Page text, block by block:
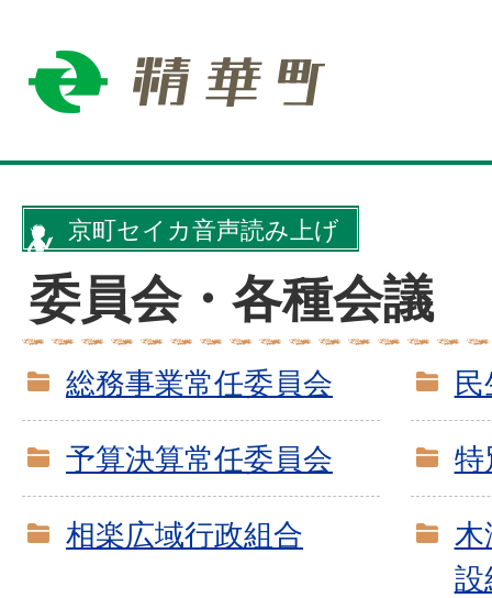
京町セイカ音声読み上げ
委員会・各種会議
総務事業常任委員会
予算決算常任委員会 特
相楽広域行政組合
木
設